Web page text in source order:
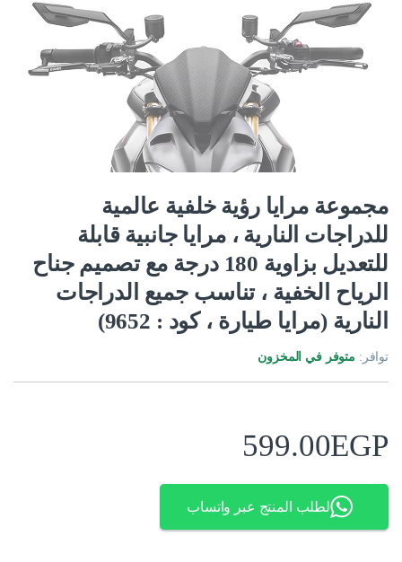
مجموعة مرايا رؤية خلفية عالمية
للدراجات النارية ، مرايا جانبية قابلة
للتعديل بزاوية 180 درجة مع تصميم جناح
الرياح الخفية ، تناسب جميع الدراجات
النارية (مرايا طيارة ، كود : 9652)
توافر: متوفر في المخزون
599.00EGP
لطلب المنتج عبر واتساب